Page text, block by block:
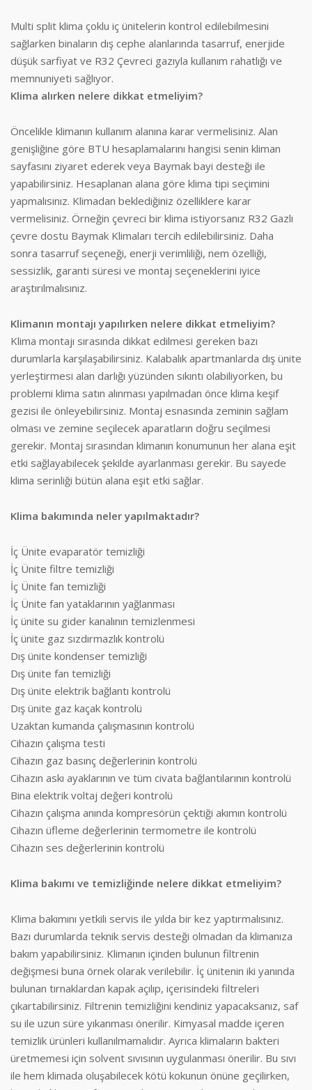
Multi split klima çoklu iç ünitelerin kontrol edilebilmesini
sağlarken binaların dış cephe alanlarında tasarruf, enerjide
düşük sarfiyat ve R32 Çevreci gazıyla kullanım rahatlığı ve
memnuniyeti sağlıyor.
Klima alırken nelere dikkat etmeliyim?
Öncelikle klimanın kullanım alanına karar vermelisiniz. Alan
genişliğine göre BTU hesaplamalarını hangisi senin kliman
sayfasını ziyaret ederek veya Baymak bayi desteği ile
yapabilirsiniz. Hesaplanan alana göre klima tipi seçimini
yapmalısınız. Klimadan beklediğiniz özelliklere karar
vermelisiniz. Örneğin çevreci bir klima istiyorsanız R32 Gazlı
çevre dostu Baymak Klimaları tercih edilebilirsiniz. Daha
sonra tasarruf seçeneği, enerji verimliliği, nem özelliği,
sessizlik, garanti süresi ve montaj seçeneklerini iyice
araştırılmalısınız.
Klimanın montajı yapılırken nelere dikkat etmeliyim?
Klima montajı sırasında dikkat edilmesi gereken bazı
durumlarla karşılaşabilirsiniz. Kalabalık apartmanlarda dış ünite
yerleştirmesi alan darlığı yüzünden sıkıntı olabiliyorken, bu
problemi klima satın alınması yapılmadan önce klima keşif
gezisi ile önleyebilirsiniz. Montaj esnasında zeminin sağlam
olması ve zemine seçilecek aparatların doğru seçilmesi
gerekir. Montaj sırasından klimanın konumunun her alana eşit
etki sağlayabilecek şekilde ayarlanması gerekir. Bu sayede
klima serinliği bütün alana eşit etki sağlar.
Klima bakımında neler yapılmaktadır?
İç Ünite evaparatör temizliği
İç Ünite filtre temizliği
İç Ünite fan temizliği
İç Ünite fan yataklarının yağlanması
İç ünite su gider kanalının temizlenmesi
İç ünite gaz sızdırmazlık kontrolü
Dış ünite kondenser temizliği
Dış ünite fan temizliği
Dış ünite elektrik bağlantı kontrolü
Dış ünite gaz kaçak kontrolü
Uzaktan kumanda çalışmasının kontrolü
Cihazın çalışma testi
Cihazın gaz basınç değerlerinin kontrolü
Cihazın askı ayaklarının ve tüm civata bağlantılarının kontrolü
Bina elektrik voltaj değeri kontrolü
Cihazın çalışma anında kompresörün çektiği akımın kontrolü
Cihazın üfleme değerlerinin termometre ile kontrolü
Cihazın ses değerlerinin kontrolü
Klima bakımı ve temizliğinde nelere dikkat etmeliyim?
Klima bakımını yetkili servis ile yılda bir kez yaptırmalısınız.
Bazı durumlarda teknik servis desteği olmadan da klimanıza
bakım yapabilirsiniz. Klimanın içinden bulunun filtrenin
değişmesi buna örnek olarak verilebilir. İç ünitenin iki yanında
bulunan tırnaklardan kapak açılıp, içerisindeki filtreleri
çıkartabilirsiniz. Filtrenin temizliğini kendiniz yapacaksanız, saf
su ile uzun süre yıkanması önerilir. Kimyasal madde içeren
temizlik ürünleri kullanılmamalıdır. Ayrıca klimaların bakteri
üretmemesi için solvent sıvısının uygulanması önerilir. Bu sıvı
ile hem klimada oluşabilecek kötü kokunun önüne geçilirken,